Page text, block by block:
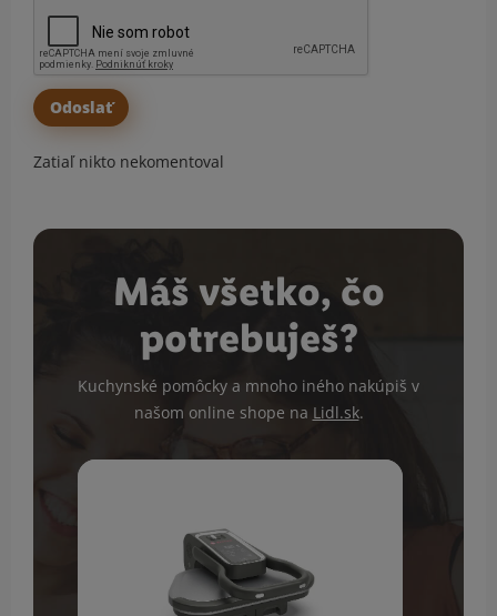
Zatiaľ nikto nekomentoval
Máš všetko, čo
potrebuješ?
Kuchynské pomôcky a mnoho iného nakúpiš v
našom online shope na Lidl.sk.